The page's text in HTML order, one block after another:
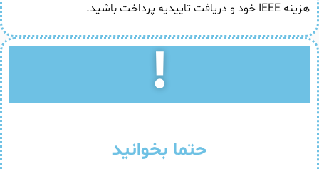
هزینه IEEE خود و دریافت تاییدیه پرداخت باشید.
!
حتما بخوانید